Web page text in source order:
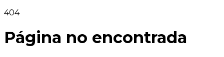
404
Página no encontrada